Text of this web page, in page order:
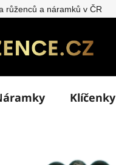
růženců a náramků v ČR
Klíčenky